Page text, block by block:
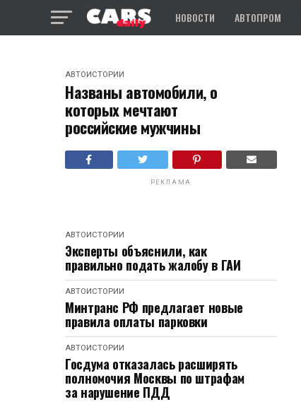
НОВОСТИ АВТОПРОМ
АВТОИСТОРИИ
Названы автомобили, о
которых мечтают
российские мужчины
РЕКЛАМА
АВТОИСТОРИИ
Эксперты объяснили, как
правильно подать жалобу в ГАИ
АВТОИСТОРИИ
Минтранс РФ предлагает новые
правила оплаты парковки
АВТОИСТОРИИ
Госдума отказалась расширять
полномочия Москвы по штрафам
за нарушение ПДД